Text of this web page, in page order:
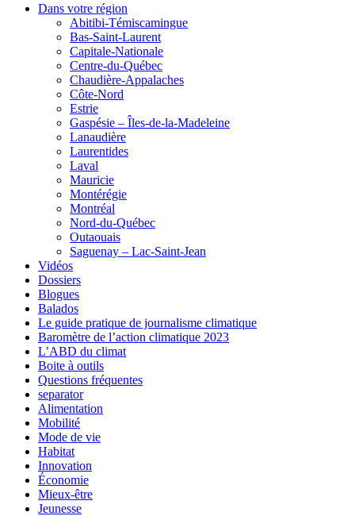
Dans votre région
Abitibi-Témiscamingue
Bas-Saint-Laurent
Capitale-Nationale
Centre-du-Québec
Chaudière-Appalaches
Côte-Nord
Estrie
Gaspésie – Îles-de-la-Madeleine
Lanaudière
Laurentides
Laval
Mauricie
Montérégie
Montréal
Nord-du-Québec
Outaouais
Saguenay – Lac-Saint-Jean
Vidéos
Dossiers
Blogues
Balados
Le guide pratique de journalisme climatique
Baromètre de l’action climatique 2023
L’ABD du climat
Boite à outils
Questions fréquentes
separator
Alimentation
Mobilité
Mode de vie
Habitat
Innovation
Économie
Mieux-être
Jeunesse